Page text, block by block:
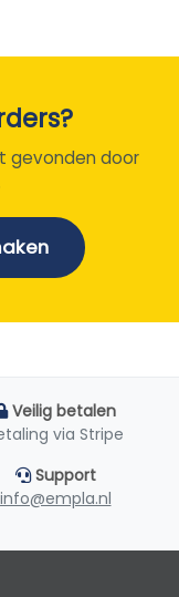
gevonden door
Veilig betalen
via Stripe
Support
info@empla.nl